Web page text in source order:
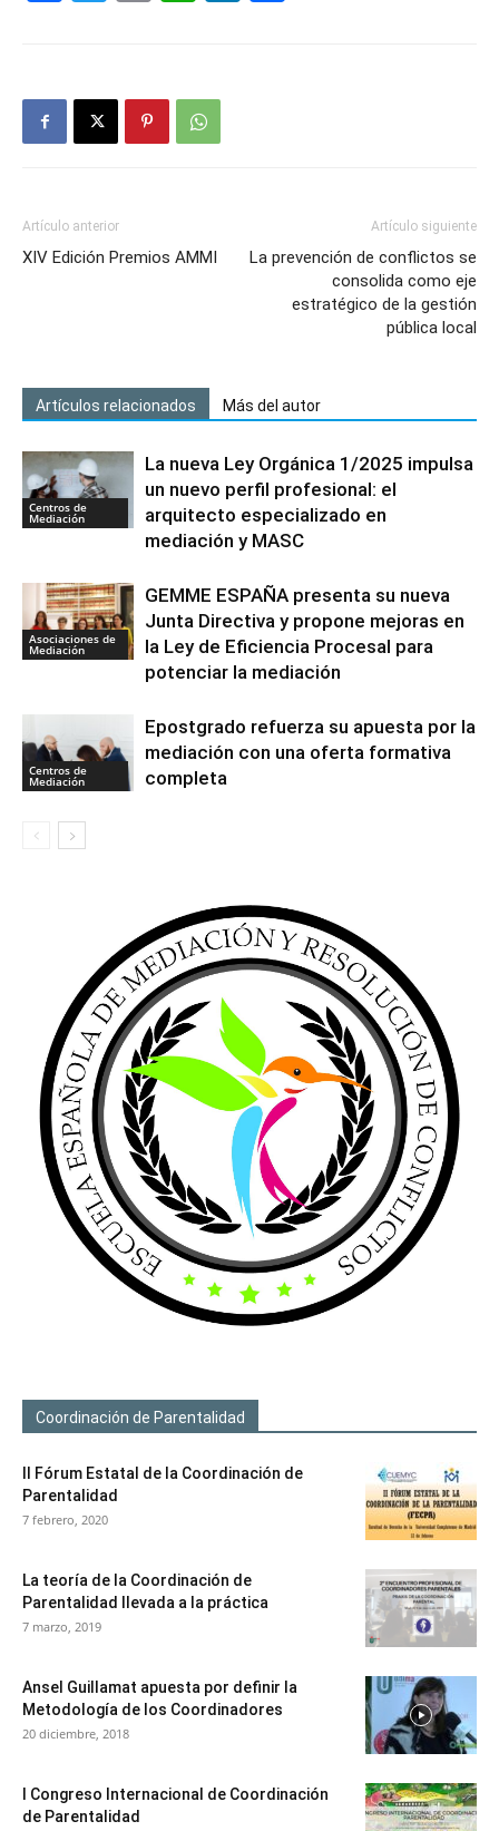
Artículo anterior
XIV Edición Premios AMMI
Artículo siguiente
La prevención de conflictos se
consolida como eje
estratégico de la gestión
pública local
Artículos relacionados Más del autor
Centros de
Mediación
La nueva Ley Orgánica 1/2025 impulsa
un nuevo perfil profesional: el
arquitecto especializado en
mediación y MASC
Asociaciones de
Mediación
GEMME ESPAÑA presenta su nueva
Junta Directiva y propone mejoras en
la Ley de Eficiencia Procesal para
potenciar la mediación
Centros de
Mediación
Epostgrado refuerza su apuesta por la
mediación con una oferta formativa
completa
Coordinación de Parentalidad
II Fórum Estatal de la Coordinación de
Parentalidad
7 febrero, 2020
La teoría de la Coordinación de
Parentalidad llevada a la práctica
7 marzo, 2019
Ansel Guillamat apuesta por definir la
Metodología de los Coordinadores
20 diciembre, 2018
I Congreso Internacional de Coordinación
de Parentalidad